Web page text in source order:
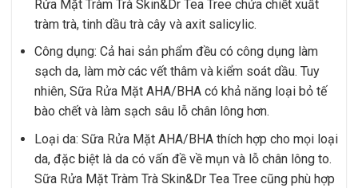
Rửa Mặt Tràm Trà Skin&Dr Tea Tree chứa chiết xuất
tràm trà, tinh dầu trà cây và axit salicylic.
Công dụng: Cả hai sản phẩm đều có công dụng làm
sạch da, làm mờ các vết thâm và kiểm soát dầu. Tuy
nhiên, Sữa Rửa Mặt AHA/BHA có khả năng loại bỏ tế
bào chết và làm sạch sâu lỗ chân lông hơn.
Loại da: Sữa Rửa Mặt AHA/BHA thích hợp cho mọi loại
da, đặc biệt là da có vấn đề về mụn và lỗ chân lông to.
Sữa Rửa Mặt Tràm Trà Skin&Dr Tea Tree cũng phù hợp